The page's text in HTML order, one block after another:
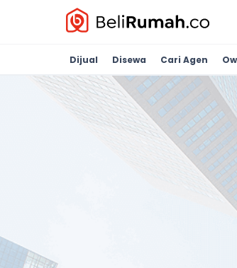
Dijual Disewa Cari Agen